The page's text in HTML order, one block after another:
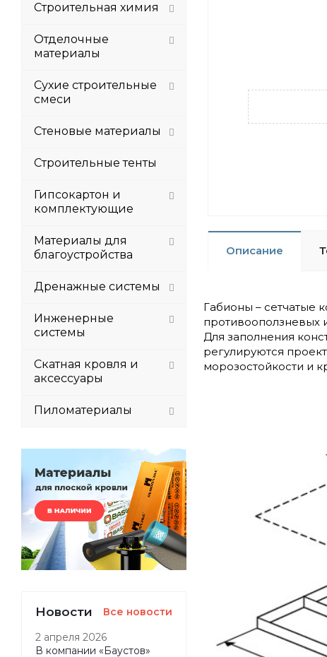
Описание
Габионы – сетчатые
противооползневых
Для заполнения
регулируются
морозостойкости и
Строительная химия
Отделочные
материалы
Сухие строительные
смеси
Стеновые материалы
Строительные тенты
Гипсокартон и
комплектующие
Материалы для
благоустройства
Дренажные системы
Инженерные
системы
Скатная кровля и
аксессуары
Пиломатериалы
Новости Все новости
2 апреля 2026
В компании «Баустов»